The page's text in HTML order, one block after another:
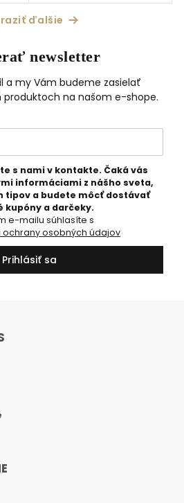
maté • ideálna na obdobie jar
a leto
ďalšie
newsletter
a my Vám budeme zasielať
na našom e-shope.
s nami v kontakte. Čaká vás
informáciami z nášho sveta,
tipov a budete môcť dostávať
kupóny a darčeky.
osobných údajov
Prihlásiť sa